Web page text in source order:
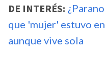
DE INTERÉS:
que 'mujer' estuvo
aunque vive sola